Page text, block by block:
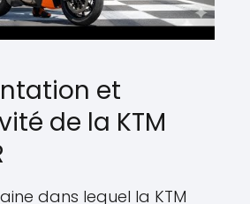
et
de la KTM
dans lequel la KTM